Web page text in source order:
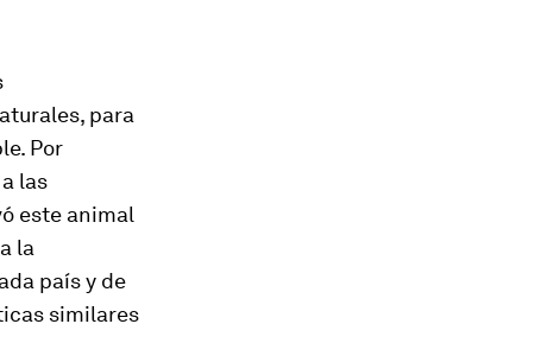
para
Por
las
este animal
la
país y de
similares